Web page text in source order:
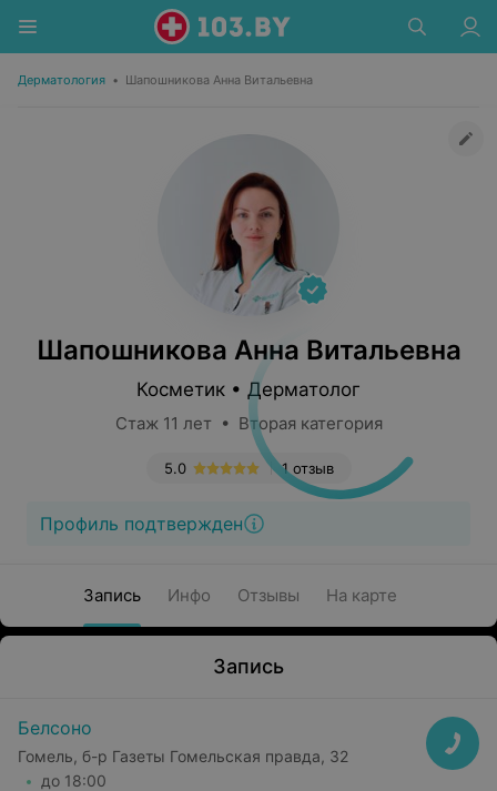
Дерматология • Шапошникова Анна Витальевна
Шапошникова Анна Витальевна
Косметик • Дерматолог
Стаж 11 лет • Вторая категория
1 отзыв
5.0
Профиль подтвержден
Запись Инфо Отзывы На карте
Запись
Белсоно
Гомель, б-р Газеты Гомельская правда, 32
до 18:00